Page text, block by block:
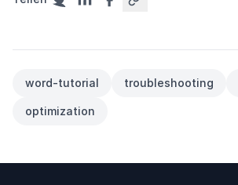
word-tutorial troubleshooting
optimization